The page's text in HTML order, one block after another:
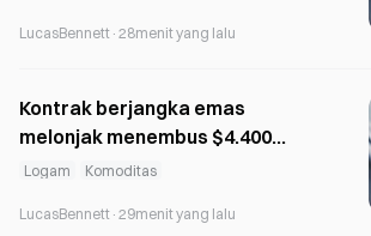
LucasBennett · 28menit yang lalu
Kontrak berjangka emas
melonjak menembus $4.400
setelah laporan
harga minyak mentah turun.
Logam Komoditas
LucasBennett · 29menit yang lalu